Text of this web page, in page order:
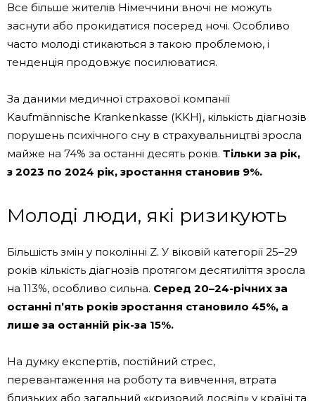
Все більше жителів Німеччини вночі не можуть
заснути або прокидатися посеред ночі. Особливо
часто молоді стикаються з такою проблемою, і
тенденція продовжує посилюватися.
За даними медичної страхової компанії
Kaufmännische Krankenkasse (KKH), кількість діагнозів
порушень психічного сну в страхувальництві зросла
майже на 74% за останні десять років. Тільки за рік,
з 2023 по 2024 рік, зростання становив 9%.
Молоді люди, які ризикують
Більшість змін у поколінні Z. У віковій категорії 25–29
років кількість діагнозів протягом десятиліття зросла
на 113%, особливо сильна. Серед 20–24-річних за
останні п’ять років зростання становило 45%, а
лише за останній рік-за 15%.
На думку експертів, постійний стрес,
перевантаження на роботу та вивчення, втрата
близьких або загальний «кризовий досвід» у країні та